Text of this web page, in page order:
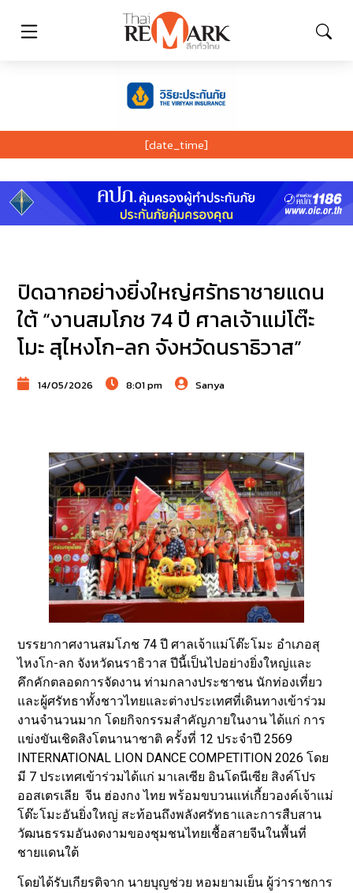
[date_time]
ปิดฉากอย่างยิ่งใหญ่ศรัทธาชายแดน
ใต้ “งานสมโภช 74 ปี ศาลเจ้าแม่โต๊ะ
โมะ สุไหงโก-ลก จังหวัดนราธิวาส”
14/05/2026 8:01 pm Sanya
บรรยากาศงานสมโภช 74 ปี ศาลเจ้าแม่โต๊ะโมะ อำเภอสุ
ไหงโก-ลก จังหวัดนราธิวาส ปีนี้เป็นไปอย่างยิ่งใหญ่และ
คึกคักตลอดการจัดงาน ท่ามกลางประชาชน นักท่องเที่ยว
และผู้ศรัทธาทั้งชาวไทยและต่างประเทศที่เดินทางเข้าร่วม
งานจำนวนมาก โดยกิจกรรมสำคัญภายในงาน ได้แก่ การ
แข่งขันเชิดสิงโตนานาชาติ ครั้งที่ 12 ประจำปี 2569
INTERNATIONAL LION DANCE COMPETITION 2026 โดย
มี 7 ประเทศเข้าร่วมได้แก่ มาเลเซีย อินโดนีเซีย สิงค์โปร
ออสเตรเลีย จีน ฮ่องกง ไทย พร้อมขบวนแห่เกี้ยวองค์เจ้าแม่
โต๊ะโมะอันยิ่งใหญ่ สะท้อนถึงพลังศรัทธาและการสืบสาน
วัฒนธรรมอันงดงามของชุมชนไทยเชื้อสายจีนในพื้นที่
ชายแดนใต้
โดยได้รับเกียรติจาก นายบุญช่วย หอมยามเย็น ผู้ว่าราชการ